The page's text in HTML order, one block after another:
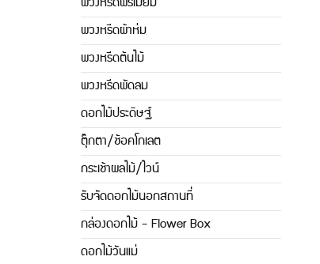
พวงหรีดผ้าห่ม
พวงหรีดต้นไม้
พวงหรีดพัดลม
ดอกไม้ประดิษฐ์
ตุ๊กตา/ช้อคโกเลต
กระเช้าผลไม้/ไวน์
รับจัดดอกไม้นอกสถานที่
กล่องดอกไม้ - Flower Box
ดอกไม้วันแม่